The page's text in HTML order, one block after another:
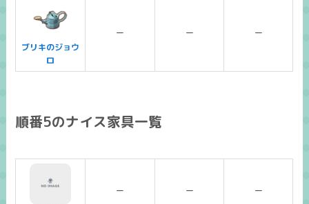
ブリキのジョウ
ロ
ー ー ー
順番5のナイス家具一覧
ー ー ー